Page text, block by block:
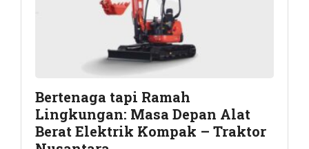
Bertenaga tapi Ramah
Lingkungan: Masa Depan Alat
Berat Elektrik Kompak – Traktor